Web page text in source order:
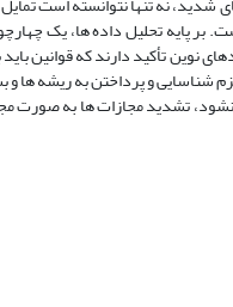
پایه تحلیل داده ها، یک
تأکید دارند که قوانین باید
شناسایی و پرداختن به ریشه
تشدید مجازات ها به صورت